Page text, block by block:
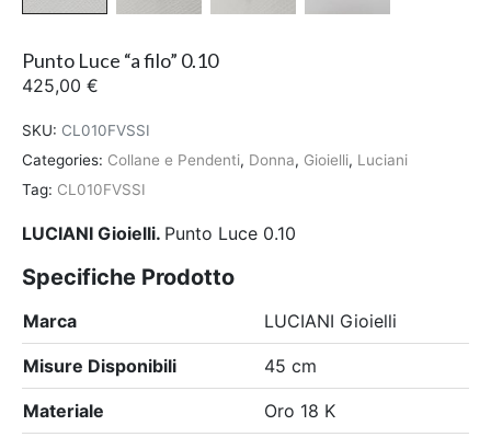
Punto Luce “a filo” 0.10
425,00 €
SKU: CL010FVSSI
Categories: Collane e Pendenti, Donna, Gioielli, Luciani
Tag: CL010FVSSI
LUCIANI Gioielli. Punto Luce 0.10
Specifiche Prodotto
Marca LUCIANI Gioielli
Misure Disponibili 45 cm
Materiale Oro 18 K